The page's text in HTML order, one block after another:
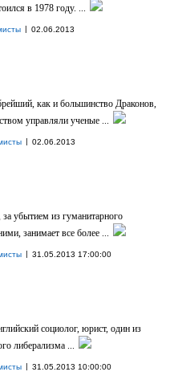
в 1978 году. ...
| 02.06.2013
как и большинство Драконов,
управляли ученые ...
| 02.06.2013
убытием из гуманитарного
занимает все более ...
| 31.05.2013 17:00:00
социолог, юрист, один из
либерализма ...
| 31.05.2013 10:00:00